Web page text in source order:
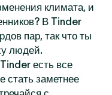
климата, и
В Tinder
пар, так что ты
людей.
есть все
стать заметнее